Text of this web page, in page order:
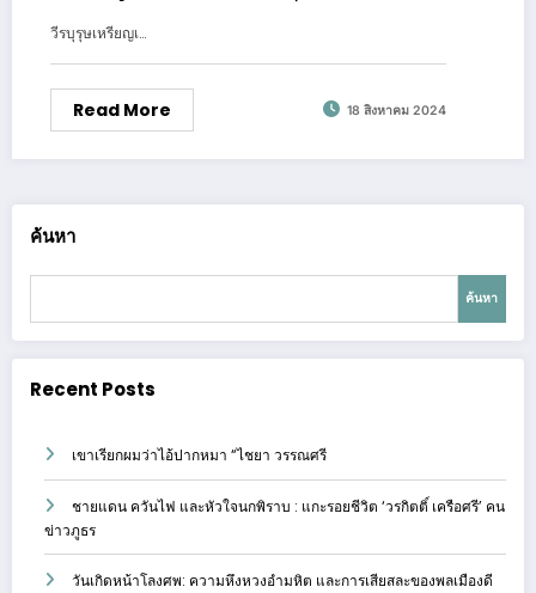
วีรบุรุษเหรียญเ…
Read More 18 สิงหาคม 2024
ค้นหา
ค้นหา
Recent Posts
เขาเรียกผมว่าไอ้ปากหมา “ไชยา วรรณศรี
ชายแดน ควันไฟ และหัวใจนกพิราบ : แกะรอยชีวิต ‘วรกิตติ์ เครือศรี’ คน
ข่าวภูธร
วันเกิดหน้าโลงศพ: ความหึงหวงอำมหิต และการเสียสละของพลเมืองดี